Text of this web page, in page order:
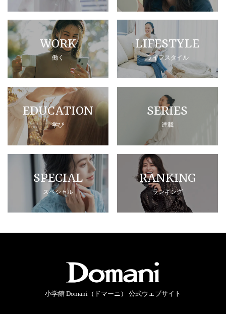
WORK
働く
LIFESTYLE
ライフスタイル
EDUCATION
学び
SERIES
連載
SPECIAL
スペシャル
RANKING
ランキング
小学館 Domani（ドマーニ） 公式ウェブサイト